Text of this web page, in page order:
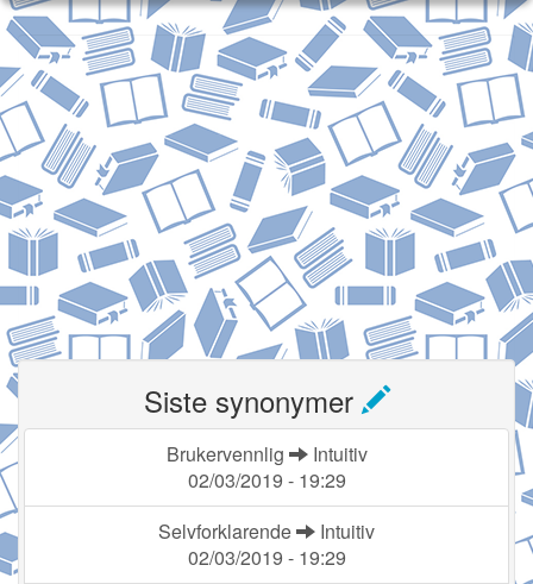
Siste synonymer
Brukervennlig
Intuitiv
02/03/2019 - 19:29
Selvforklarende
Intuitiv
02/03/2019 - 19:29